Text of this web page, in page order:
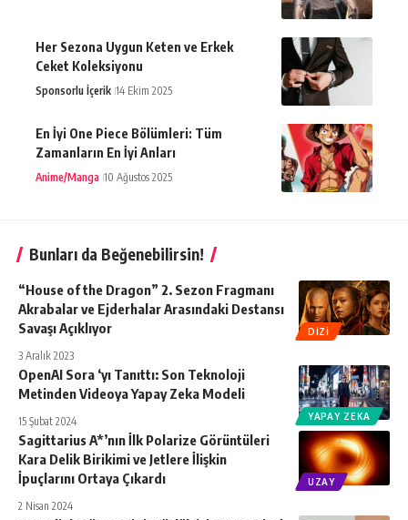
Her Sezona Uygun Keten ve Erkek
Ceket Koleksiyonu
Sponsorlu İçerik 14 Ekim 2025
En İyi One Piece Bölümleri: Tüm
Zamanların En İyi Anları
Anime/Manga 10 Ağustos 2025
Bunları da Beğenebilirsin!
DIZI
“House of the Dragon” 2. Sezon Fragmanı
Akrabalar ve Ejderhalar Arasındaki Destansı
Savaşı Açıklıyor
3 Aralık 2023
YAPAY ZEKA
OpenAI Sora ‘yı Tanıttı: Son Teknoloji
Metinden Videoya Yapay Zeka Modeli
15 Şubat 2024
UZAY
Sagittarius A*’nın İlk Polarize Görüntüleri
Kara Delik Birikimi ve Jetlere İlişkin
İpuçlarını Ortaya Çıkardı
2 Nisan 2024